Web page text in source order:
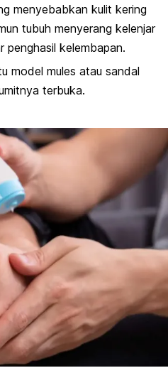
menyebabkan kulit kering
tubuh menyerang kelenjar
penghasil kelembapan.
model mules atau sandal
terbuka.